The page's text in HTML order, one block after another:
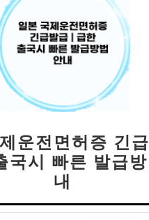
운전면허증 긴
국시 빠른 발급
내